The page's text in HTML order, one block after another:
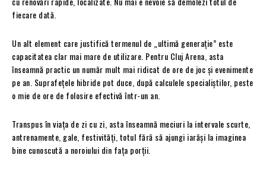
fiecare dată.
Un alt element care justifică termenul de „ultimă generație” este
capacitatea clar mai mare de utilizare. Pentru Cluj Arena, asta
înseamnă practic un număr mult mai ridicat de ore de joc și evenimente
pe an. Suprafețele hibride pot duce, după calculele specialiștilor, peste
o mie de ore de folosire efectivă într-un an.
Transpus în viața de zi cu zi, asta înseamnă meciuri la intervale scurte,
antrenamente, gale, festivități, totul fără să ajungi iarăși la imaginea
bine cunoscută a noroiului din fața porții.